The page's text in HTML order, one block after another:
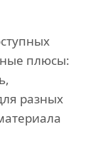
плюсы:
разных